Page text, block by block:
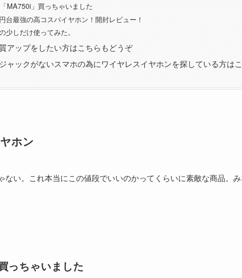
MA750i」買っちゃいました
台最強の高コスパイヤホン！開封レビュー！
少しだけ使ってみた。
アップをしたい方はこちらもどうぞ
ャックがないスマホの為にワイヤレスイヤホンを探している方は
ホン
ない。これ本当にこの値段でいいのかってくらいに素敵な商品。
っちゃいました